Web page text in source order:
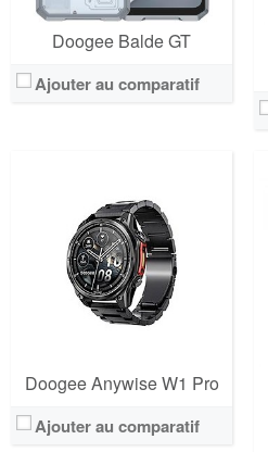
Doogee Balde GT
Ajouter au comparatif
Doogee Anywise W1 Pro
Ajouter au comparatif